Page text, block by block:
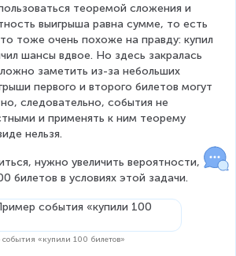
теоремой сложения и
выигрыша равна сумме, то есть
тоже очень похоже на правду: купил
шансы вдвое. Но здесь закралась
заметить из-за небольших
первого и второго билетов могут
следовательно, события не
и применять к ним теорему
нельзя.
нужно увеличить вероятности,
билетов в условиях этой задачи.
«купили 100 билетов»